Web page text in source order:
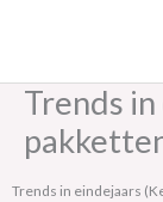
inhoudTrends
Trends in eindejaars